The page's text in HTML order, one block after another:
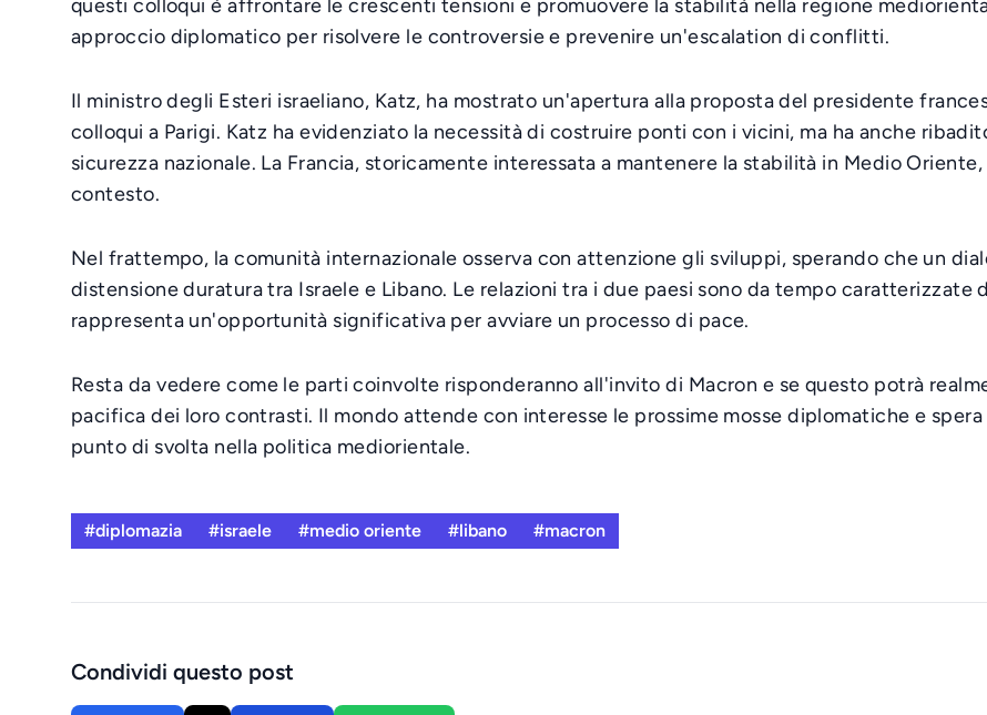
questi colloqui è affrontare le crescenti tensioni e promuovere la stabilità nella regione
approccio diplomatico per risolvere le controversie e prevenire un'escalation di conflitti.
Il ministro degli Esteri israeliano, Katz, ha mostrato un'apertura alla proposta del presidente
colloqui a Parigi. Katz ha evidenziato la necessità di costruire ponti con i vicini, ma ha anche
sicurezza nazionale. La Francia, storicamente interessata a mantenere la stabilità in Medio
contesto.
Nel frattempo, la comunità internazionale osserva con attenzione gli sviluppi, sperando che un
distensione duratura tra Israele e Libano. Le relazioni tra i due paesi sono da tempo caratterizzate
rappresenta un'opportunità significativa per avviare un processo di pace.
Resta da vedere come le parti coinvolte risponderanno all'invito di Macron e se questo potrà
pacifica dei loro contrasti. Il mondo attende con interesse le prossime mosse diplomatiche e
punto di svolta nella politica mediorientale.
#diplomazia #israele #medio oriente #libano #macron
Condividi questo post